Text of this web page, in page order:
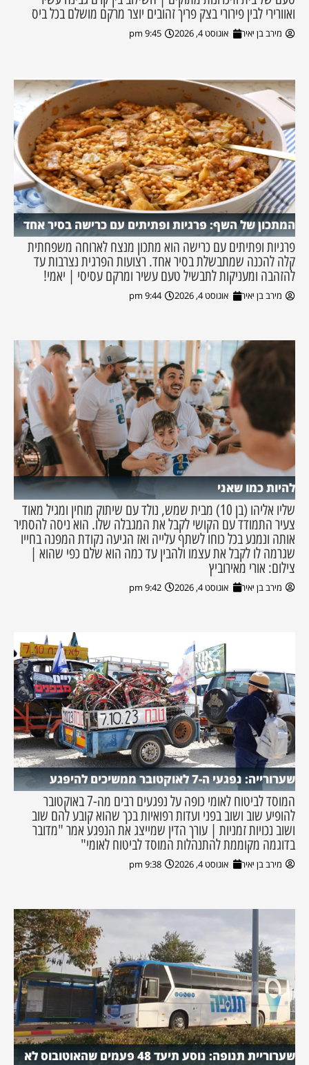
ואוורירי לבין פירורי בצק פריך זהובים יוצר מרקם מושלם בכל ביס
מירב בן יאיר אוגוסט 4, 2026 9:45 pm
המתכון של השף: פרגיות ופתיתים עם כרישה בסיר אחד
פרגיות ופתיתים עם כרישה הוא מתכון מנצח לארוחה משפחתית
קלה להכנה שמתבשלת בסיר אחד. רצועות הפרגית נצרבות עד
להזהבה ומעניקות לתבשיל טעם עשיר ומרקם עסיסי | יאמי!
מירב בן יאיר אוגוסט 4, 2026 9:44 pm
להיות כמו שאני
שליו אליהו (בן 10) מבית שמש, נולד עם שיתוק מוחין ומגיל מאוד
צעיר התמודד עם הקושי לקבל את המגבלה שלו. הוא ניסה להסתיר
אותה ונמנע בכל כוחו לשתף עלייה ואז הגיעה נקודת המפנה בחייו
שגרמה לו לקבל את עצמו ולהבין עד כמה הוא שלם כפי שהוא |
צילום: אורי מאירוביץ
מירב בן יאיר אוגוסט 4, 2026 9:42 pm
שערורייה: נפגעי ה-7 לאוקטובר ממשיכים להיפגע
המוסד לביטוח לאומי כופה על נפגעים רבים מה-7 באוקטובר
להופיע שוב ושוב בפני ועדות רפואיות בכך שהוא קובע להם שוב
ושוב נכויות זמניות | עורך הדין שמייצג את הנפגע אמר "מדובר
בדוגמה מקוממת להתנהלות המוסד לביטוח לאומי"
מירב בן יאיר אוגוסט 4, 2026 9:38 pm
שערוריית תנופה: נוסע תיעד 48 פעמים שהאוטובוס לא